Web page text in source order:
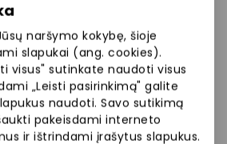
naršymo kokybę, šioje
slapukai (ang. cookies).
visus" sutinkate naudoti visus
„Leisti pasirinkimą" galite
naudoti. Savo sutikimą
pakeisdami interneto
ir ištrindami įrašytus slapukus.
ir lapeliams -50%
Expert veido priežiūros
priemonėms -35%